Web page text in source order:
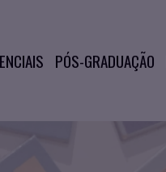
PÓS-GRADUAÇÃO